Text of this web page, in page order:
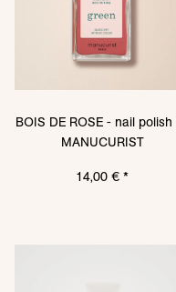
BOIS DE ROSE - nail polish
MANUCURIST
14,00 € *